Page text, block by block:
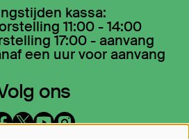
kassa:
11:00 - 14:00
17:00 - aanvang
een uur voor aanvang
ons